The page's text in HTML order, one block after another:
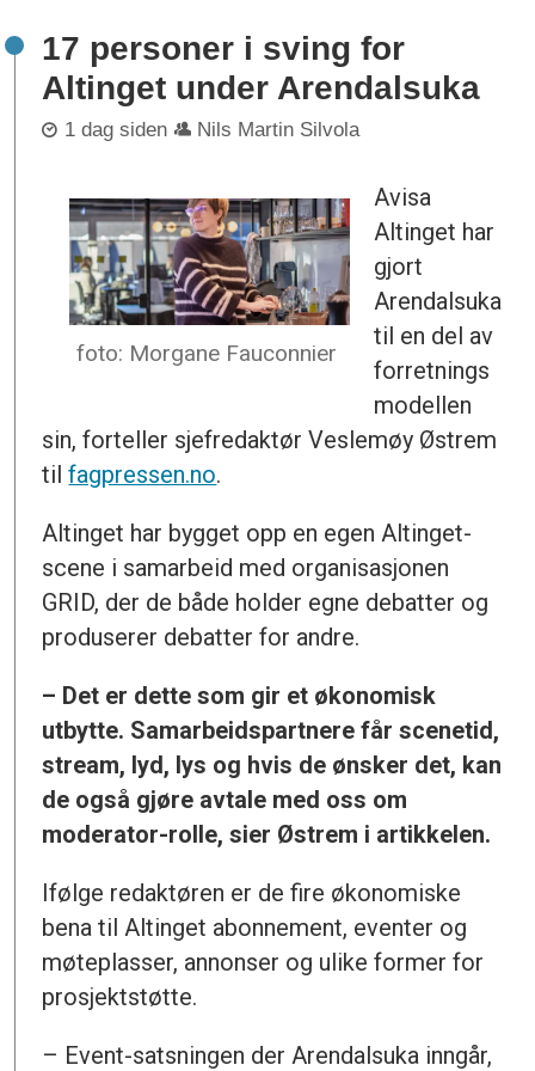
17 personer i sving for
Altinget under Arendalsuka
1 dag siden Nils Martin Silvola
foto: Morgane Fauconnier
Avisa
Altinget har
gjort
Arendalsuka
til en del av
forretnings
modellen
sin, forteller sjefredaktør Veslemøy Østrem
tilfagpressen.no.
Altinget har bygget opp en egen Altinget-
scene i samarbeid med organisasjonen
GRID, der de både holder egne debatter og
produserer debatter for andre.
– Det er dette som gir et økonomisk
utbytte. Samarbeidspartnere får scenetid,
stream, lyd, lys og hvis de ønsker det, kan
de også gjøre avtale med oss om
moderator-rolle, sier Østrem i artikkelen.
Ifølge redaktøren er de fire økonomiske
bena til Altinget abonnement, eventer og
møteplasser, annonser og ulike former for
prosjektstøtte.
– Event-satsningen der Arendalsuka inngår,